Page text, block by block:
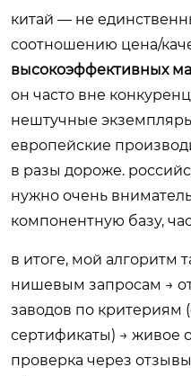
китай — не
соотношению цена/
высокоэффективных
он часто вне
нештучные
европейские
в разы дороже.
нужно очень
компонентную базу,
в итоге, мой алгоритм
нишевым запросам →
заводов по критериям
сертификаты) → живое
проверка через